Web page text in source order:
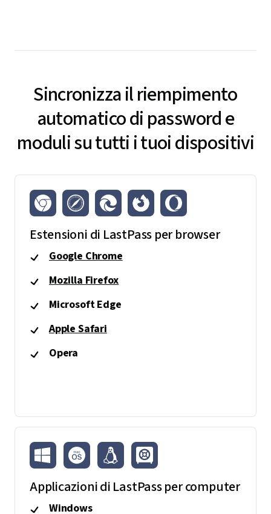
Sincronizza il riempimento
automatico di password e
moduli su tutti i tuoi dispositivi
Estensioni di LastPass per browser
Google Chrome
Mozilla Firefox
Microsoft Edge
Apple Safari
Opera
Applicazioni di LastPass per computer
Windows